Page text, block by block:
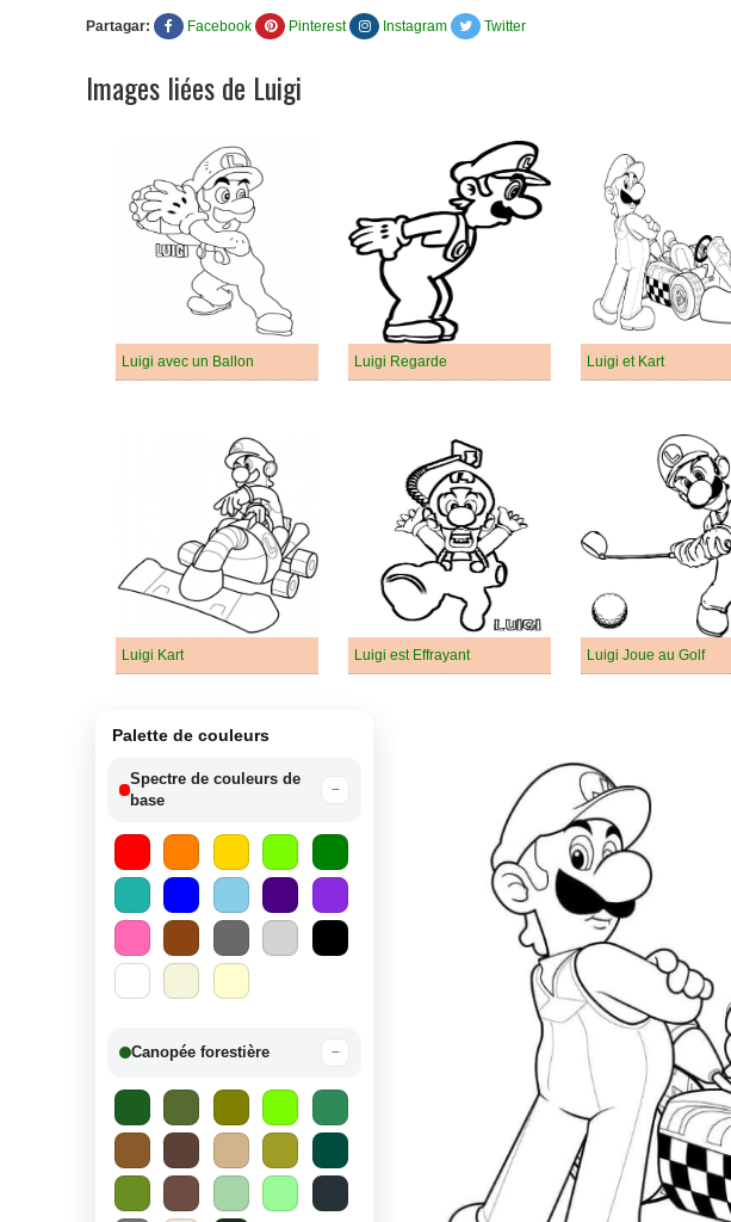
Partagar: Facebook Pinterest Instagram Twitter
Images liées de Luigi
Luigi avec un Ballon Luigi Regarde Luigi et Kart
Luigi Kart Luigi est Effrayant Luigi Joue au Golf
Palette de couleurs
Spectre de couleurs de
base
−
Canopée forestière −